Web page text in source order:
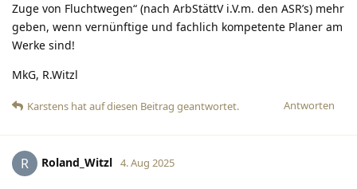
Zuge von Fluchtwegen“ (nach ArbStättV i.V.m. den ASR’s) mehr
geben, wenn vernünftige und fachlich kompetente Planer am
Werke sind!
MkG, R.Witzl
Antworten
Karstens hatauf diesen Beitrag geantwortet.
R Roland_Witzl 4. Aug 2025